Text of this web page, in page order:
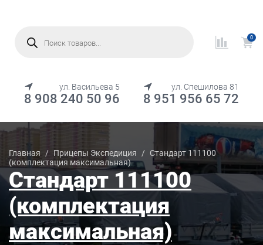
ул. Васильева 5
8 908 240 50 96
ул. Спешилова 81
8 951 956 65 72
0
Главная
/ Прицепы Экспедиция / Стандарт 111100
(комплектация максимальная)
Стандарт 111100
(комплектация
максимальная)